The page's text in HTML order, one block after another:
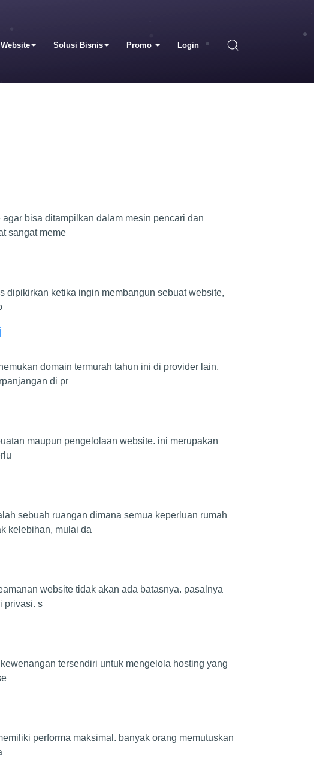
Website Solusi Bisnis Promo Login
bisa ditampilkan dalam mesin pencari dan
sangat meme
dipikirkan ketika ingin membangun sebuat website,
domain termurah tahun ini di provider lain,
di pr
maupun pengelolaan website. ini merupakan
sebuah ruangan dimana semua keperluan rumah
kelebihan, mulai da
website tidak akan ada batasnya. pasalnya
privasi. s
tersendiri untuk mengelola hosting yang
performa maksimal. banyak orang memutuskan